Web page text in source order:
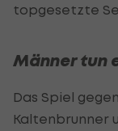
topgesetzte
Männer tun
Das Spiel
Kaltenbrunner